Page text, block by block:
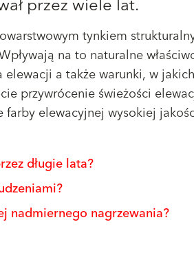
tynkiem
na to naturalne
a także warunki, w
przywrócenie świeżości
farby elewacyjnej wysokiej
długie lata?
nadmiernego nagrzewania?